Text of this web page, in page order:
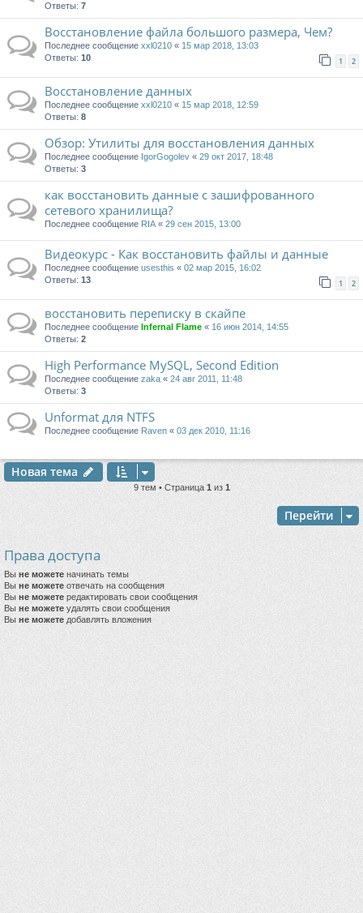
Ответы: 7
Восстановление файла большого размера, Чем?
Последнее сообщение xxl0210 « 15 мар 2018, 13:03
Ответы: 10 1 2
Восстановление данных
Последнее сообщение xxl0210 « 15 мар 2018, 12:59
Ответы: 8
Обзор: Утилиты для восстановления данных
Последнее сообщение IgorGogolev « 29 окт 2017, 18:48
Ответы: 3
как восстановить данные с зашифрованного
сетевого хранилища?
Последнее сообщение RIA « 29 сен 2015, 13:00
Видеокурс - Как восстановить файлы и данные
Последнее сообщение usesthis « 02 мар 2015, 16:02
Ответы: 13 1 2
восстановить переписку в скайпе
Последнее сообщение Infernal Flame « 16 июн 2014, 14:55
Ответы: 2
High Performance MySQL, Second Edition
Последнее сообщение zaka « 24 авг 2011, 11:48
Ответы: 3
Unformat для NTFS
Последнее сообщение Raven « 03 дек 2010, 11:16
Новая тема
9 тем • Страница 1 из 1
Перейти
Права доступа
Вы не можете начинать темы
Вы не можете отвечать на сообщения
Вы не можете редактировать свои сообщения
Вы не можете удалять свои сообщения
Вы не можете добавлять вложения